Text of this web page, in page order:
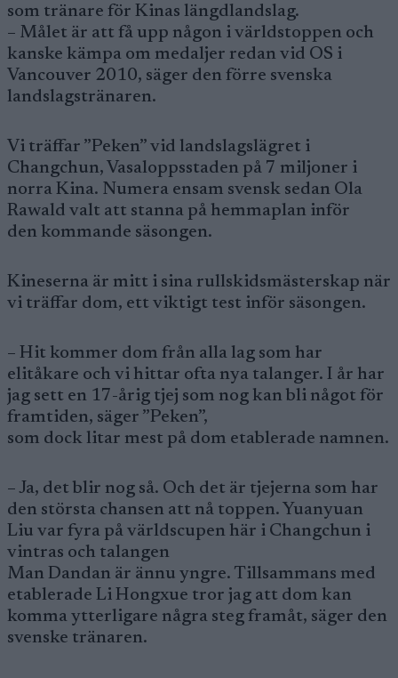
som tränare för Kinas längdlandslag.
– Målet är att få upp någon i världstoppen och
kanske kämpa om medaljer redan vid OS i
Vancouver 2010, säger den förre svenska
landslagstränaren.
Vi träffar ”Peken” vid landslagslägret i
Changchun, Vasaloppsstaden på 7 miljoner i
norra Kina. Numera ensam svensk sedan Ola
Rawald valt att stanna på hemmaplan inför
den kommande säsongen.
Kineserna är mitt i sina rullskidsmästerskap när
vi träffar dom, ett viktigt test inför säsongen.
– Hit kommer dom från alla lag som har
elitåkare och vi hittar ofta nya talanger. I år har
jag sett en 17-årig tjej som nog kan bli något för
framtiden, säger ”Peken”,
som dock litar mest på dom etablerade namnen.
– Ja, det blir nog så. Och det är tjejerna som har
den största chansen att nå toppen. Yuanyuan
Liu var fyra på världscupen här i Changchun i
vintras och talangen
Man Dandan är ännu yngre. Tillsammans med
etablerade Li Hongxue tror jag att dom kan
komma ytterligare några steg framåt, säger den
svenske tränaren.